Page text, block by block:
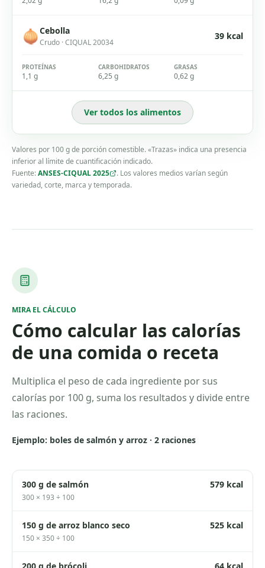
🧅Cebolla
Crudo · CIQUAL20034
39 kcal
PROTEÍNAS
1,1 g
CARBOHIDRATOS
6,25 g
GRASAS
0,62 g
Ver todos los alimentos
Valores por 100 g de porción comestible. «Trazas» indica una presencia
inferior al límite de cuantificación indicado.
Fuente:ANSES-CIQUAL 2025 . Los valores medios varían según
variedad, corte, marca y temporada.
MIRA EL CÁLCULO
Cómo calcular las calorías
de una comida o receta
Multiplica el peso de cada ingrediente por sus
calorías por 100 g, suma los resultados y divide entre
las raciones.
Ejemplo: boles de salmón y arroz · 2 raciones
300 g de salmón 579 kcal
300 × 193 ÷ 100
150 g de arroz blanco seco 525 kcal
150 × 350 ÷ 100
200 g de brócoli 64 kcal